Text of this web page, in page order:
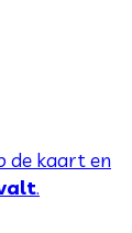
de kaart en
.